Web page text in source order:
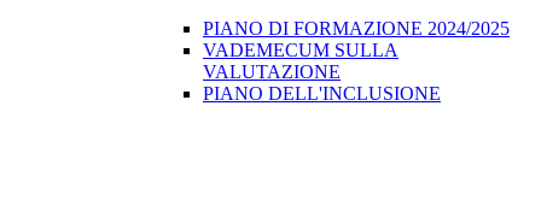
PIANO DI FORMAZIONE 2024/2025
VADEMECUM SULLA
VALUTAZIONE
PIANO DELL'INCLUSIONE